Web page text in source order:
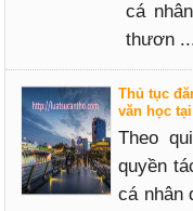
cá
thươn
Thủ tục
văn học
Theo
quyền
cá nhân